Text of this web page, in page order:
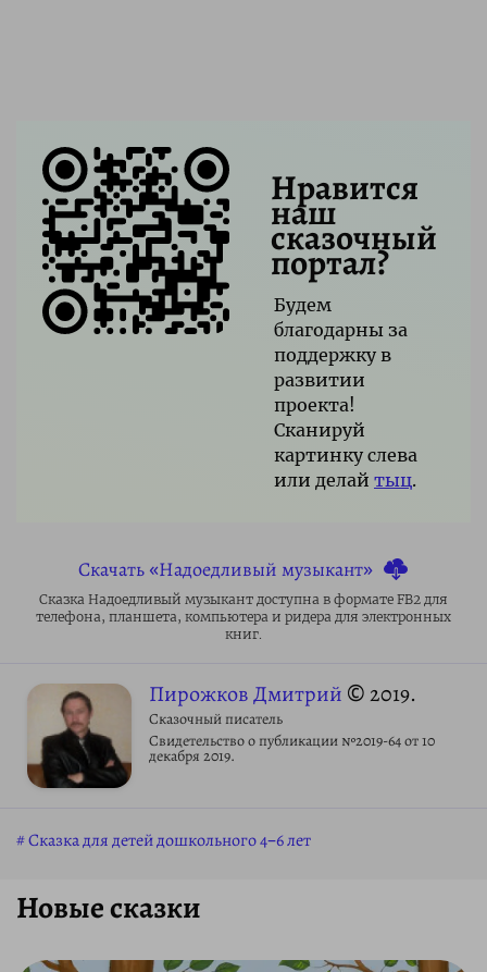
Нравится
наш
сказочный
портал?
Будем
благодарны за
поддержку в
развитии
проекта!
Сканируй
картинку слева
или делай тыц.
Скачать «Надоедливый музыкант»
Сказка Надоедливый музыкант доступна в формате FB2 для
телефона, планшета, компьютера и ридера для электронных
книг.
Пирожков Дмитрий © 2019.
Сказочный писатель
Свидетельство о публикации №2019-64 от 10
декабря 2019.
Сказка для детей дошкольного 4–6 лет
Новые сказки